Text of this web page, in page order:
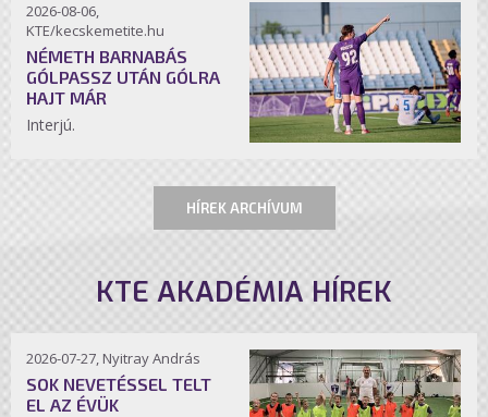
2026-08-06,
KTE/kecskemetite.hu
NÉMETH BARNABÁS
GÓLPASSZ UTÁN GÓLRA
HAJT MÁR
Interjú.
HÍREK ARCHÍVUM
KTE AKADÉMIA HÍREK
2026-07-27, Nyitray András
SOK NEVETÉSSEL TELT
EL AZ ÉVÜK